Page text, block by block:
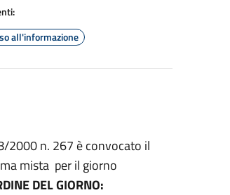
all'informazione
2000 n. 267 è convocato il
mista per il giorno
DEL GIORNO: